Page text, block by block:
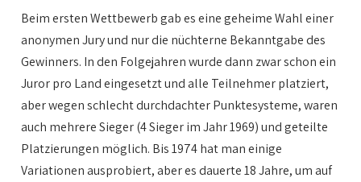
Beim ersten Wettbewerb gab es eine geheime Wahl einer
anonymen Jury und nur die nüchterne Bekanntgabe des
Gewinners. In den Folgejahren wurde dann zwar schon ein
Juror pro Land eingesetzt und alle Teilnehmer platziert,
aber wegen schlecht durchdachter Punktesysteme, waren
auch mehrere Sieger (4 Sieger im Jahr 1969) und geteilte
Platzierungen möglich. Bis 1974 hat man einige
Variationen ausprobiert, aber es dauerte 18 Jahre, um auf